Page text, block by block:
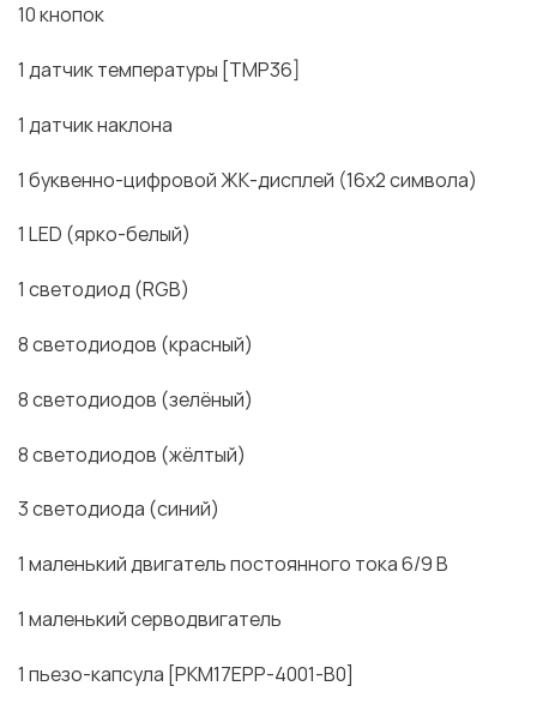
10 кнопок
1 датчик температуры [ТМР36]
1 датчик наклона
1 буквенно-цифровой ЖК-дисплей (16х2 символа)
1 LED (ярко-белый)
1 светодиод (RGB)
8 светодиодов (красный)
8 светодиодов (зелёный)
8 светодиодов (жёлтый)
3 светодиода (синий)
1 маленький двигатель постоянного тока 6/9 В
1 маленький серводвигатель
1 пьезо-капсула [PKM17EPP-4001-B0]